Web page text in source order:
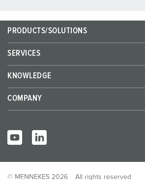
PRODUCTS/SOLUTIONS
SERVICES
KNOWLEDGE
COMPANY
© MENNEKES 2026 All rights reserved